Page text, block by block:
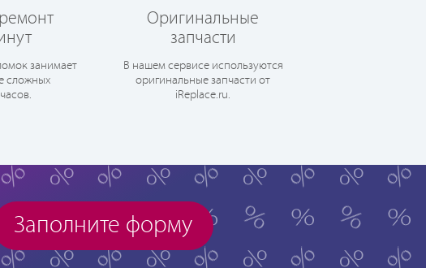
занимает
сложных
Оригинальные
запчасти
В нашем сервисе используются
оригинальные запчасти от
iReplace.ru.
Заполните форму